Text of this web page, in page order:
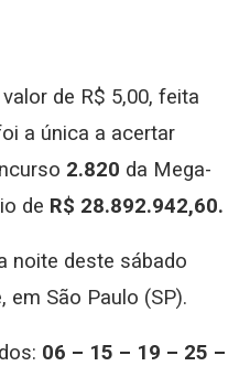
de R$ 5,00, feita
a única a acertar
2.820 da Mega-
de R$ 28.892.942,60.
noite deste sábado
em São Paulo (SP).
06 – 15 – 19 – 25 –